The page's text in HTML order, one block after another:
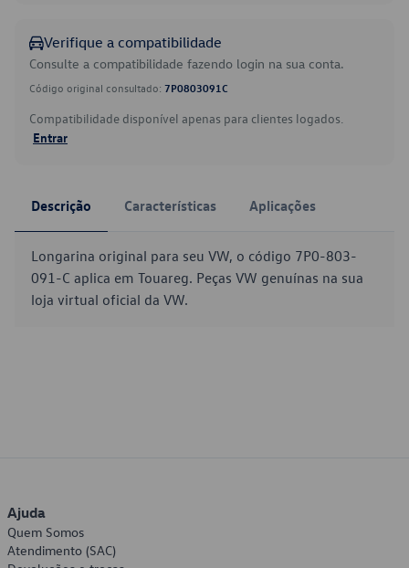
Verifique a compatibilidade
Consulte a compatibilidade fazendo login na sua conta.
Código original consultado: 7P0803091C
Compatibilidade disponível apenas para clientes logados.
Entrar
Descrição Características Aplicações
Longarina original para seu VW, o código 7P0-803-
091-C aplica em Touareg. Peças VW genuínas na sua
loja virtual oficial da VW.
Ajuda
Quem Somos
Atendimento (SAC)